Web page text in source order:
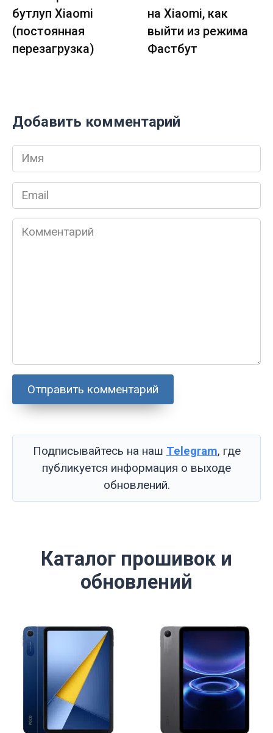
бутлуп Xiaomi
(постоянная
перезагрузка)
на Xiaomi, как
выйти из режима
Фастбут
Добавить комментарий
Имя
*
Email
*
Комментарий
Подписывайтесь на наш Telegram, где
публикуется информация о выходе
обновлений.
Каталог прошивок и
обновлений